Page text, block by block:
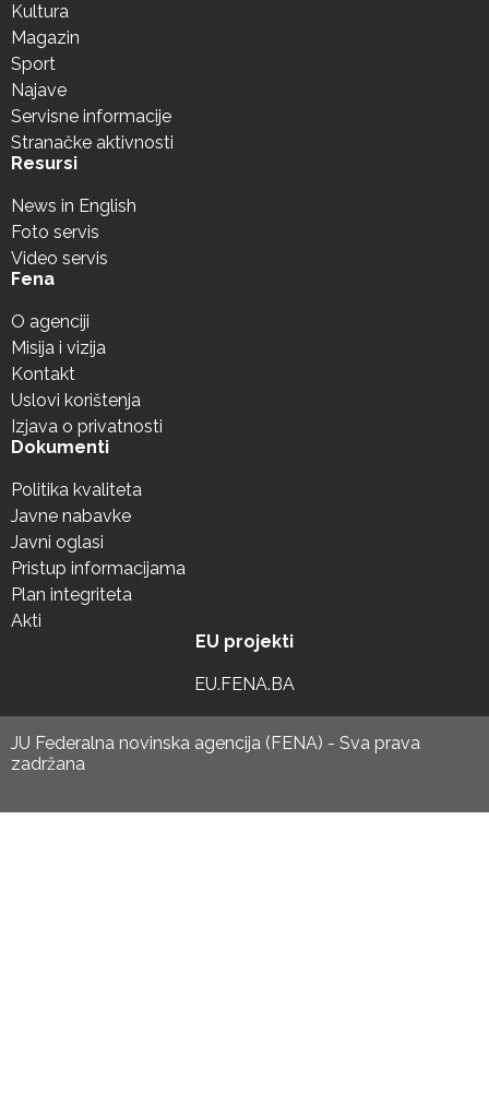
Kultura
Magazin
Sport
Najave
Servisne informacije
Stranačke aktivnosti
Resursi
News in English
Foto servis
Video servis
Fena
O agenciji
Misija i vizija
Kontakt
Uslovi korištenja
Izjava o privatnosti
Dokumenti
Politika kvaliteta
Javne nabavke
Javni oglasi
Pristup informacijama
Plan integriteta
Akti
EU projekti
EU.FENA.BA
JU Federalna novinska agencija (FENA) - Sva prava
zadržana